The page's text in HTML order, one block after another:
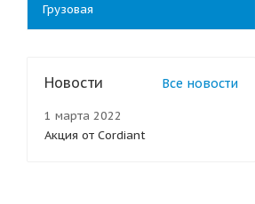
Грузовая
Новости Все новости
1 марта 2022
Акция от Cordiant